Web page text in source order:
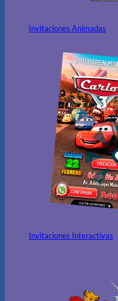
Invitaciones Animadas
Invitaciones Interactivas